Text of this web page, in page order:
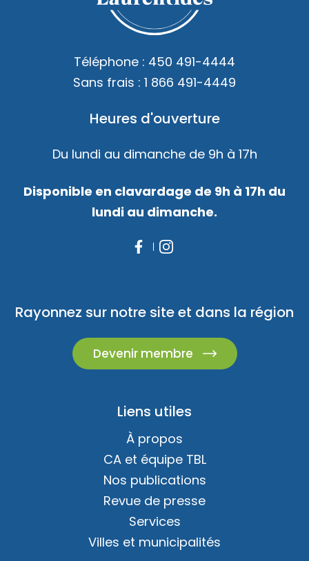
Téléphone : 450 491-4444
Sans frais : 1 866 491-4449
Heures d'ouverture
Du lundi au dimanche de 9h à 17h
Disponible en clavardage de 9h à 17h du
lundi au dimanche.
Rayonnez sur notre site et dans la région
Devenir membre
Liens utiles
À propos
CA et équipe TBL
Nos publications
Revue de presse
Services
Villes et municipalités